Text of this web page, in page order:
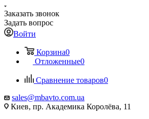
Заказать звонок
Задать вопрос
Войти
Корзина0
Отложенные0
Сравнение товаров0
sales@mbavto.com.ua
Киев, пр. Академика Королёва, 11